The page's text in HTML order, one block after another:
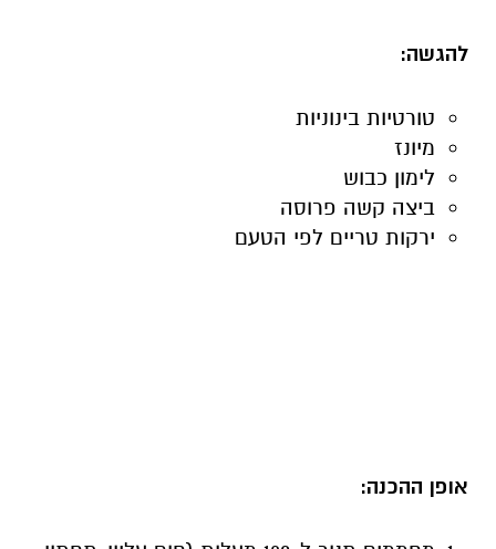
להגשה:
טורטיות בינוניות
מיונז
לימון כבוש
ביצה קשה פרוסה
ירקות טריים לפי הטעם
אופן ההכנה: